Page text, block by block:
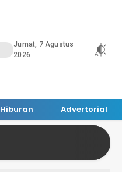
Jumat, 7 Agustus
2026
Hiburan Advertorial